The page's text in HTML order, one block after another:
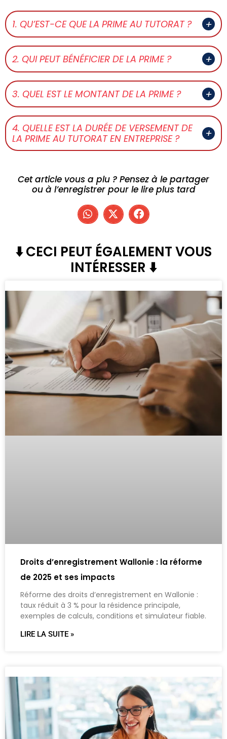
1. QU’EST-CE QUE LA PRIME AU TUTORAT ?
2. QUI PEUT BÉNÉFICIER DE LA PRIME ?
3. QUEL EST LE MONTANT DE LA PRIME ?
4. QUELLE EST LA DURÉE DE VERSEMENT DE
LA PRIME AU TUTORAT EN ENTREPRISE ?
Cet article vous a plu ? Pensez à le partager
ou à l’enregistrer pour le lire plus tard
⬇️ CECI PEUT ÉGALEMENT VOUS
INTÉRESSER ⬇️
Droits d’enregistrement Wallonie : la réforme
de 2025 et ses impacts
Réforme des droits d’enregistrement en Wallonie :
taux réduit à 3 % pour la résidence principale,
exemples de calculs, conditions et simulateur fiable.
LIRE LA SUITE »